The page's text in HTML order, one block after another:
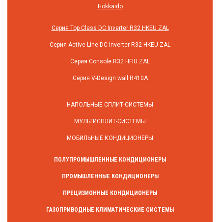
Hokkaido
Серия Top Class DC Inverter R32 HKEU ZAL
Серия Active Line DC Inverter R32 HKEU ZAL
Серия Console R32 HFIU ZAL
Серия V-Design wall R410A
НАПОЛЬНЫЕ СПЛИТ-СИСТЕМЫ
МУЛЬТИСПЛИТ-СИСТЕМЫ
МОБИЛЬНЫЕ КОНДИЦИОНЕРЫ
ПОЛУПРОМЫШЛЕННЫЕ КОНДИЦИОНЕРЫ
ПРОМЫШЛЕННЫЕ КОНДИЦИОНЕРЫ
ПРЕЦИЗИОННЫЕ КОНДИЦИОНЕРЫ
ГАЗОПРИВОДНЫЕ КЛИМАТИЧЕСКИЕ СИСТЕМЫ